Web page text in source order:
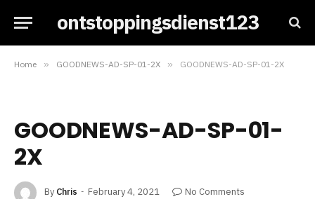
ontstoppingsdienst123
Home » GOODNEWS-AD-SP-01-2X » GOODNEWS-AD-SP-01-2X
GOODNEWS-AD-SP-01-
2X
By Chris February 4, 2021
No Comments